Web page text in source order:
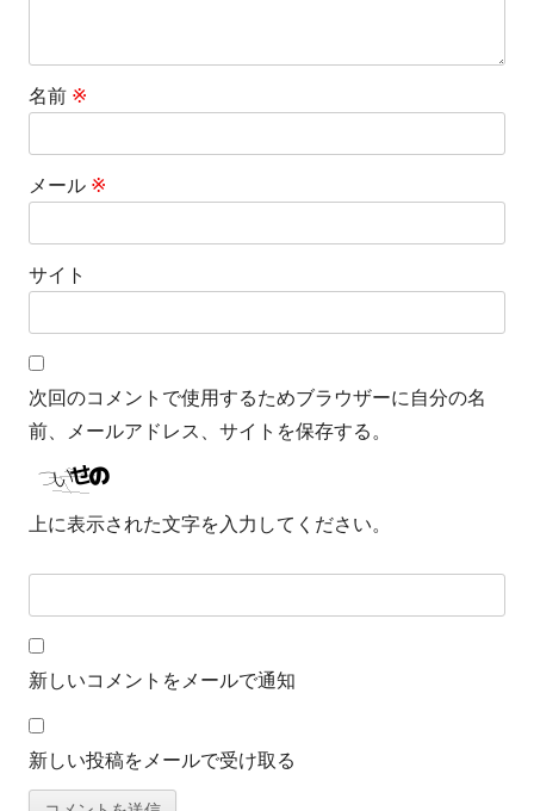
名前 ※
メール ※
サイト
次回のコメントで使用するためブラウザーに自分の名
前、メールアドレス、サイトを保存する。
上に表示された文字を入力してください。
新しいコメントをメールで通知
新しい投稿をメールで受け取る